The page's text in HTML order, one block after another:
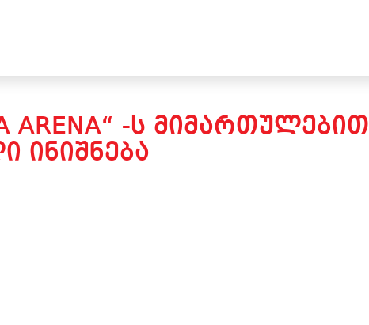
ARENA“ -Ს ᲛᲘᲛᲐᲠᲗᲣᲚᲔᲑᲘᲗ
ᲘᲜᲘᲨᲜᲔᲑᲐ